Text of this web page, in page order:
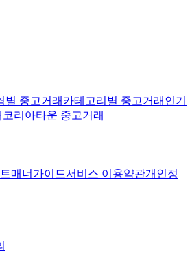
별 중고거래 카테고리별 중고거래 인기
코리아타운 중고거래
매너가이드서비스 이용약관개인정